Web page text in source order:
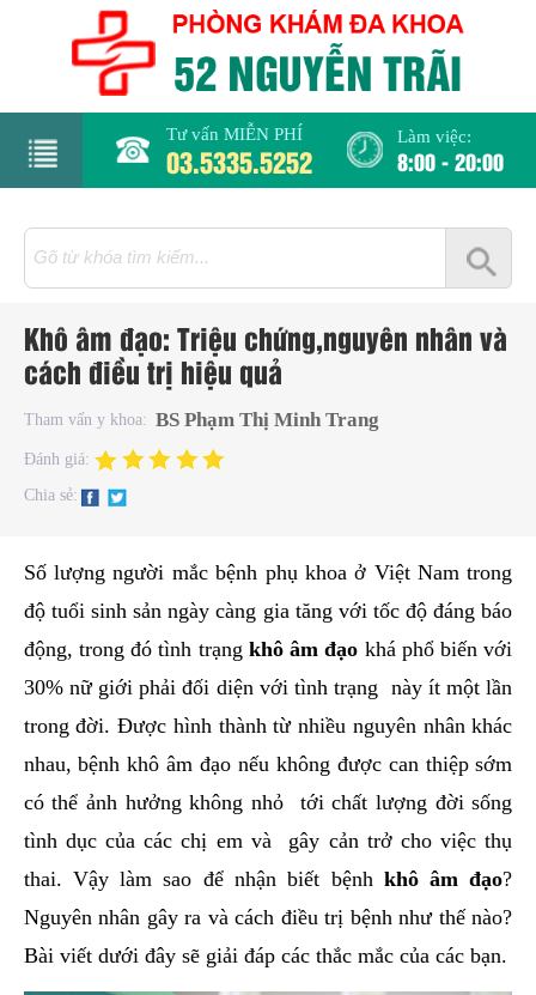
Tư vấn MIỄN PHÍ
03.5335.5252
Làm việc:
8:00 - 20:00
Khô âm đạo: Triệu chứng,nguyên nhân và
cách điều trị hiệu quả
Tham vấn y khoa: BS Phạm Thị Minh Trang
Đánh giá:
Chia sẻ:
Số lượng người mắc bệnh phụ khoa ở Việt Nam trong
độ tuổi sinh sản ngày càng gia tăng với tốc độ đáng báo
động, trong đó tình trạng khô âm đạo khá phổ biến với
30% nữ giới phải đối diện với tình trạng này ít một lần
trong đời. Được hình thành từ nhiều nguyên nhân khác
nhau, bệnh khô âm đạo nếu không được can thiệp sớm
có thể ảnh hưởng không nhỏ tới chất lượng đời sống
tình dục của các chị em và gây cản trở cho việc thụ
thai. Vậy làm sao để nhận biết bệnh khô âm đạo?
Nguyên nhân gây ra và cách điều trị bệnh như thế nào?
Bài viết dưới đây sẽ giải đáp các thắc mắc của các bạn.